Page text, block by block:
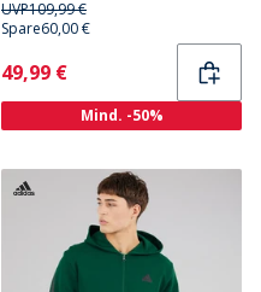
UVP109,99 €
Spare60,00 €
Current
49,99 €
Mind. -50%